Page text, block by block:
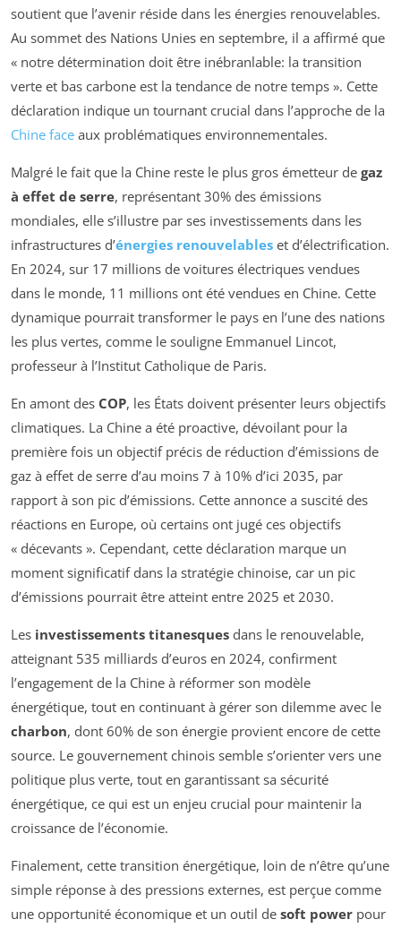
soutient que l’avenir réside dans les énergies renouvelables.
Au sommet des Nations Unies en septembre, il a affirmé que
« notre détermination doit être inébranlable: la transition
verte et bas carbone est la tendance de notre temps ». Cette
déclaration indique un tournant crucial dans l’approche de la
Chine face aux problématiques environnementales.
Malgré le fait que la Chine reste le plus gros émetteur de gaz
à effet de serre, représentant 30% des émissions
mondiales, elle s’illustre par ses investissements dans les
infrastructures d’énergies renouvelables et d’électrification.
En 2024, sur 17 millions de voitures électriques vendues
dans le monde, 11 millions ont été vendues en Chine. Cette
dynamique pourrait transformer le pays en l’une des nations
les plus vertes, comme le souligne Emmanuel Lincot,
professeur à l’Institut Catholique de Paris.
En amont des COP, les États doivent présenter leurs objectifs
climatiques. La Chine a été proactive, dévoilant pour la
première fois un objectif précis de réduction d’émissions de
gaz à effet de serre d’au moins 7 à 10% d’ici 2035, par
rapport à son pic d’émissions. Cette annonce a suscité des
réactions en Europe, où certains ont jugé ces objectifs
« décevants ». Cependant, cette déclaration marque un
moment significatif dans la stratégie chinoise, car un pic
d’émissions pourrait être atteint entre 2025 et 2030.
Les investissements titanesques dans le renouvelable,
atteignant 535 milliards d’euros en 2024, confirment
l’engagement de la Chine à réformer son modèle
énergétique, tout en continuant à gérer son dilemme avec le
charbon, dont 60% de son énergie provient encore de cette
source. Le gouvernement chinois semble s’orienter vers une
politique plus verte, tout en garantissant sa sécurité
énergétique, ce qui est un enjeu crucial pour maintenir la
croissance de l’économie.
Finalement, cette transition énergétique, loin de n’être qu’une
simple réponse à des pressions externes, est perçue comme
une opportunité économique et un outil de soft power pour